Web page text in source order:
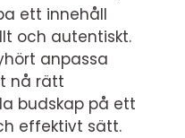
ett innehåll
och autentiskt.
anpassa
nå rätt
budskap på ett
effektivt sätt.